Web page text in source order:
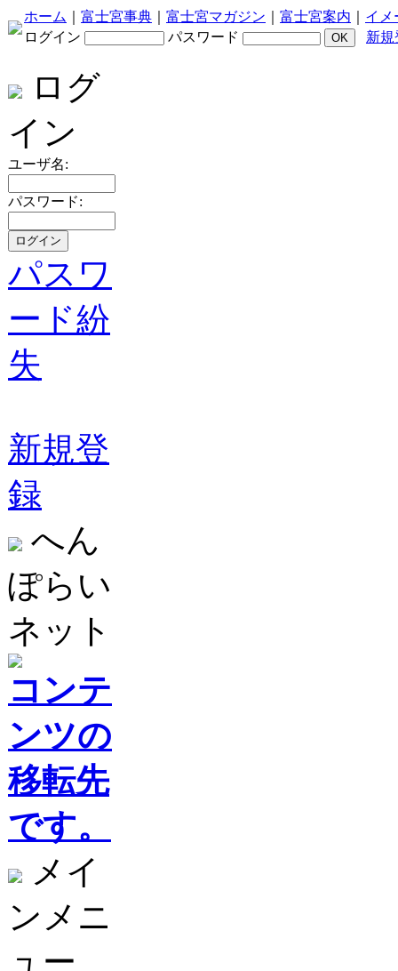
ホーム 富士宮事典 富士宮マガジン 富士宮案内
イメ
ログイン
パスワード 新規
ログ
イン
ユーザ名:
パスワード:
パスワ
ード紛
失
新規登
録
へん
ぽらい
ネット
コンテ
ンツの
移転先
です。
メイ
ンメニ
ュー